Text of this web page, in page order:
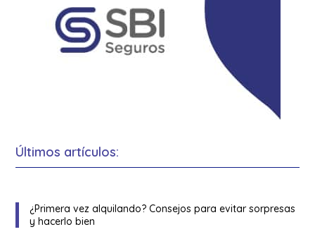
Últimos artículos:
¿Primera vez alquilando? Consejos para evitar sorpresas
y hacerlo bien